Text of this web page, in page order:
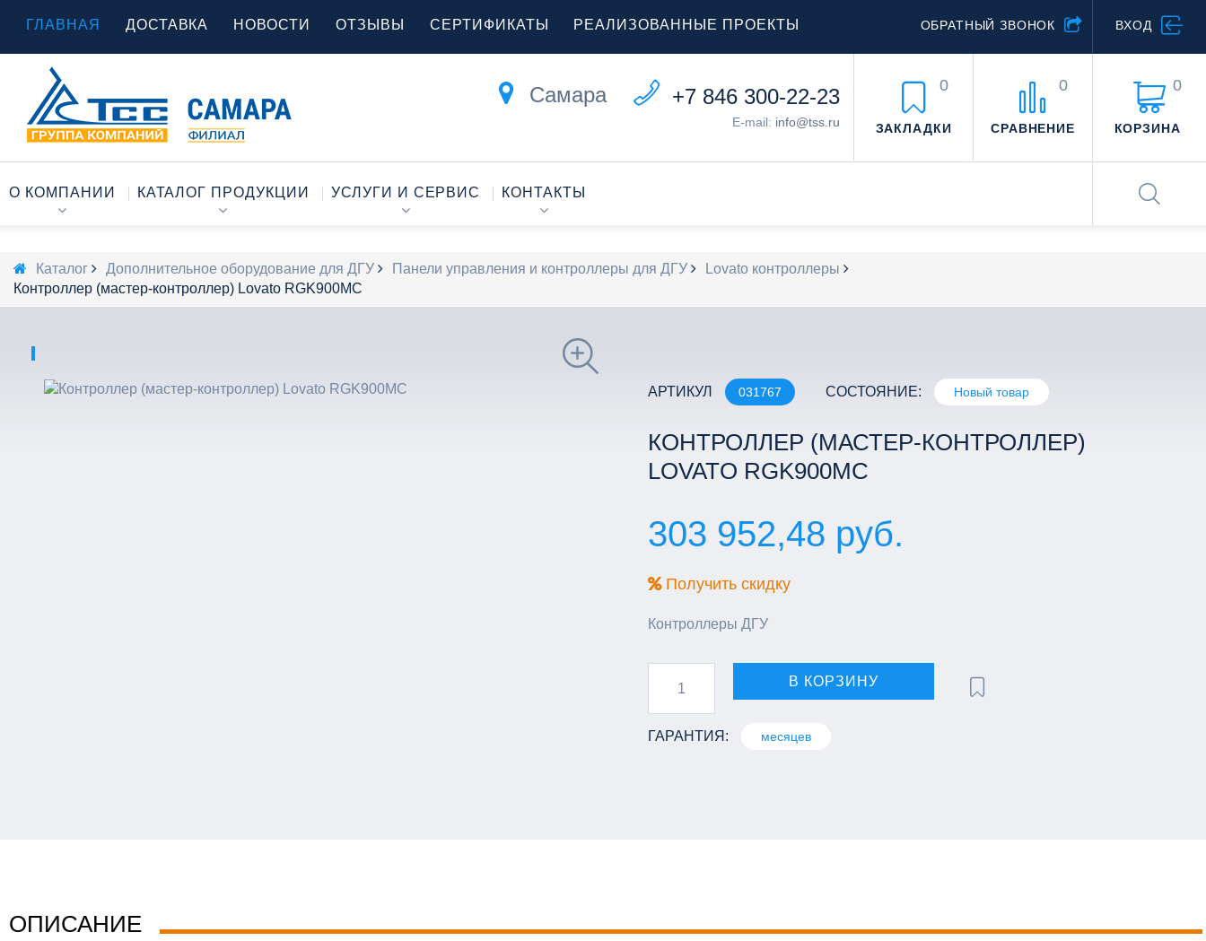
ГЛАВНАЯ ДОСТАВКА НОВОСТИ ОТЗЫВЫ СЕРТИФИКАТЫ РЕАЛИЗОВАННЫЕ ПРОЕКТЫ ВХОД
ОБРАТНЫЙ ЗВОНОК
КОРЗИНА
0
ЗАКЛАДКИ
0
СРАВНЕНИЕ
0
+7 846 300-22-23
E-mail: info@tss.ru
Самара
О КОМПАНИИ КАТАЛОГ ПРОДУКЦИИ УСЛУГИ И СЕРВИС КОНТАКТЫ
Каталог Дополнительное оборудование для ДГУ Панели управления и контроллеры для ДГУ
Lovato контроллеры
Контроллер (мастер-контроллер) Lovato RGK900MC
АРТИКУЛ 031767 СОСТОЯНИЕ: Новый товар
КОНТРОЛЛЕР (МАСТЕР-КОНТРОЛЛЕР)
LOVATO RGK900MC
303 952,48 руб.
Получить скидку
Контроллеры ДГУ
В КОРЗИНУ
ГАРАНТИЯ: месяцев
ОПИСАНИЕ